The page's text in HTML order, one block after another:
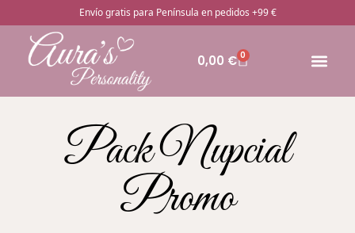
Envío gratis para Península en pedidos +99 €
0,00 € 0
Pack Nupcial
Promo